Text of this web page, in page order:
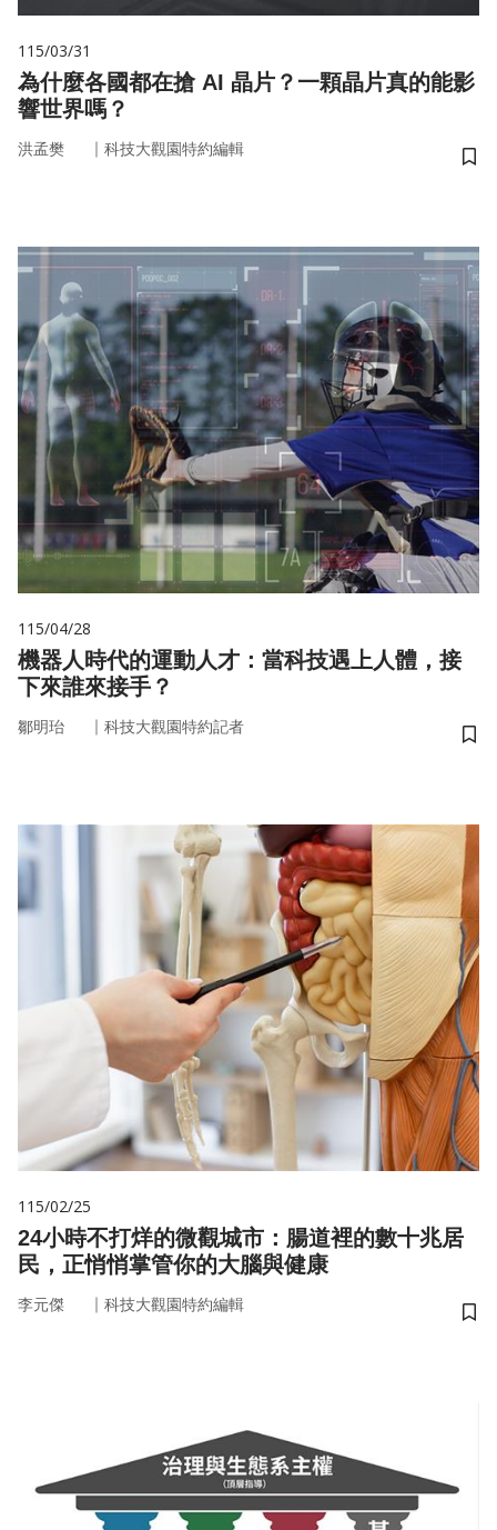
115/03/31
為什麼各國都在搶 AI 晶片？一顆晶片真的能影
響世界嗎？
洪孟樊 ｜ 科技大觀園特約編輯
儲
115/04/28
機器人時代的運動人才：當科技遇上人體，接
下來誰來接手？
鄒明珆 ｜ 科技大觀園特約記者
儲
115/02/25
24小時不打烊的微觀城市：腸道裡的數十兆居
民，正悄悄掌管你的大腦與健康
李元傑 ｜ 科技大觀園特約編輯
儲